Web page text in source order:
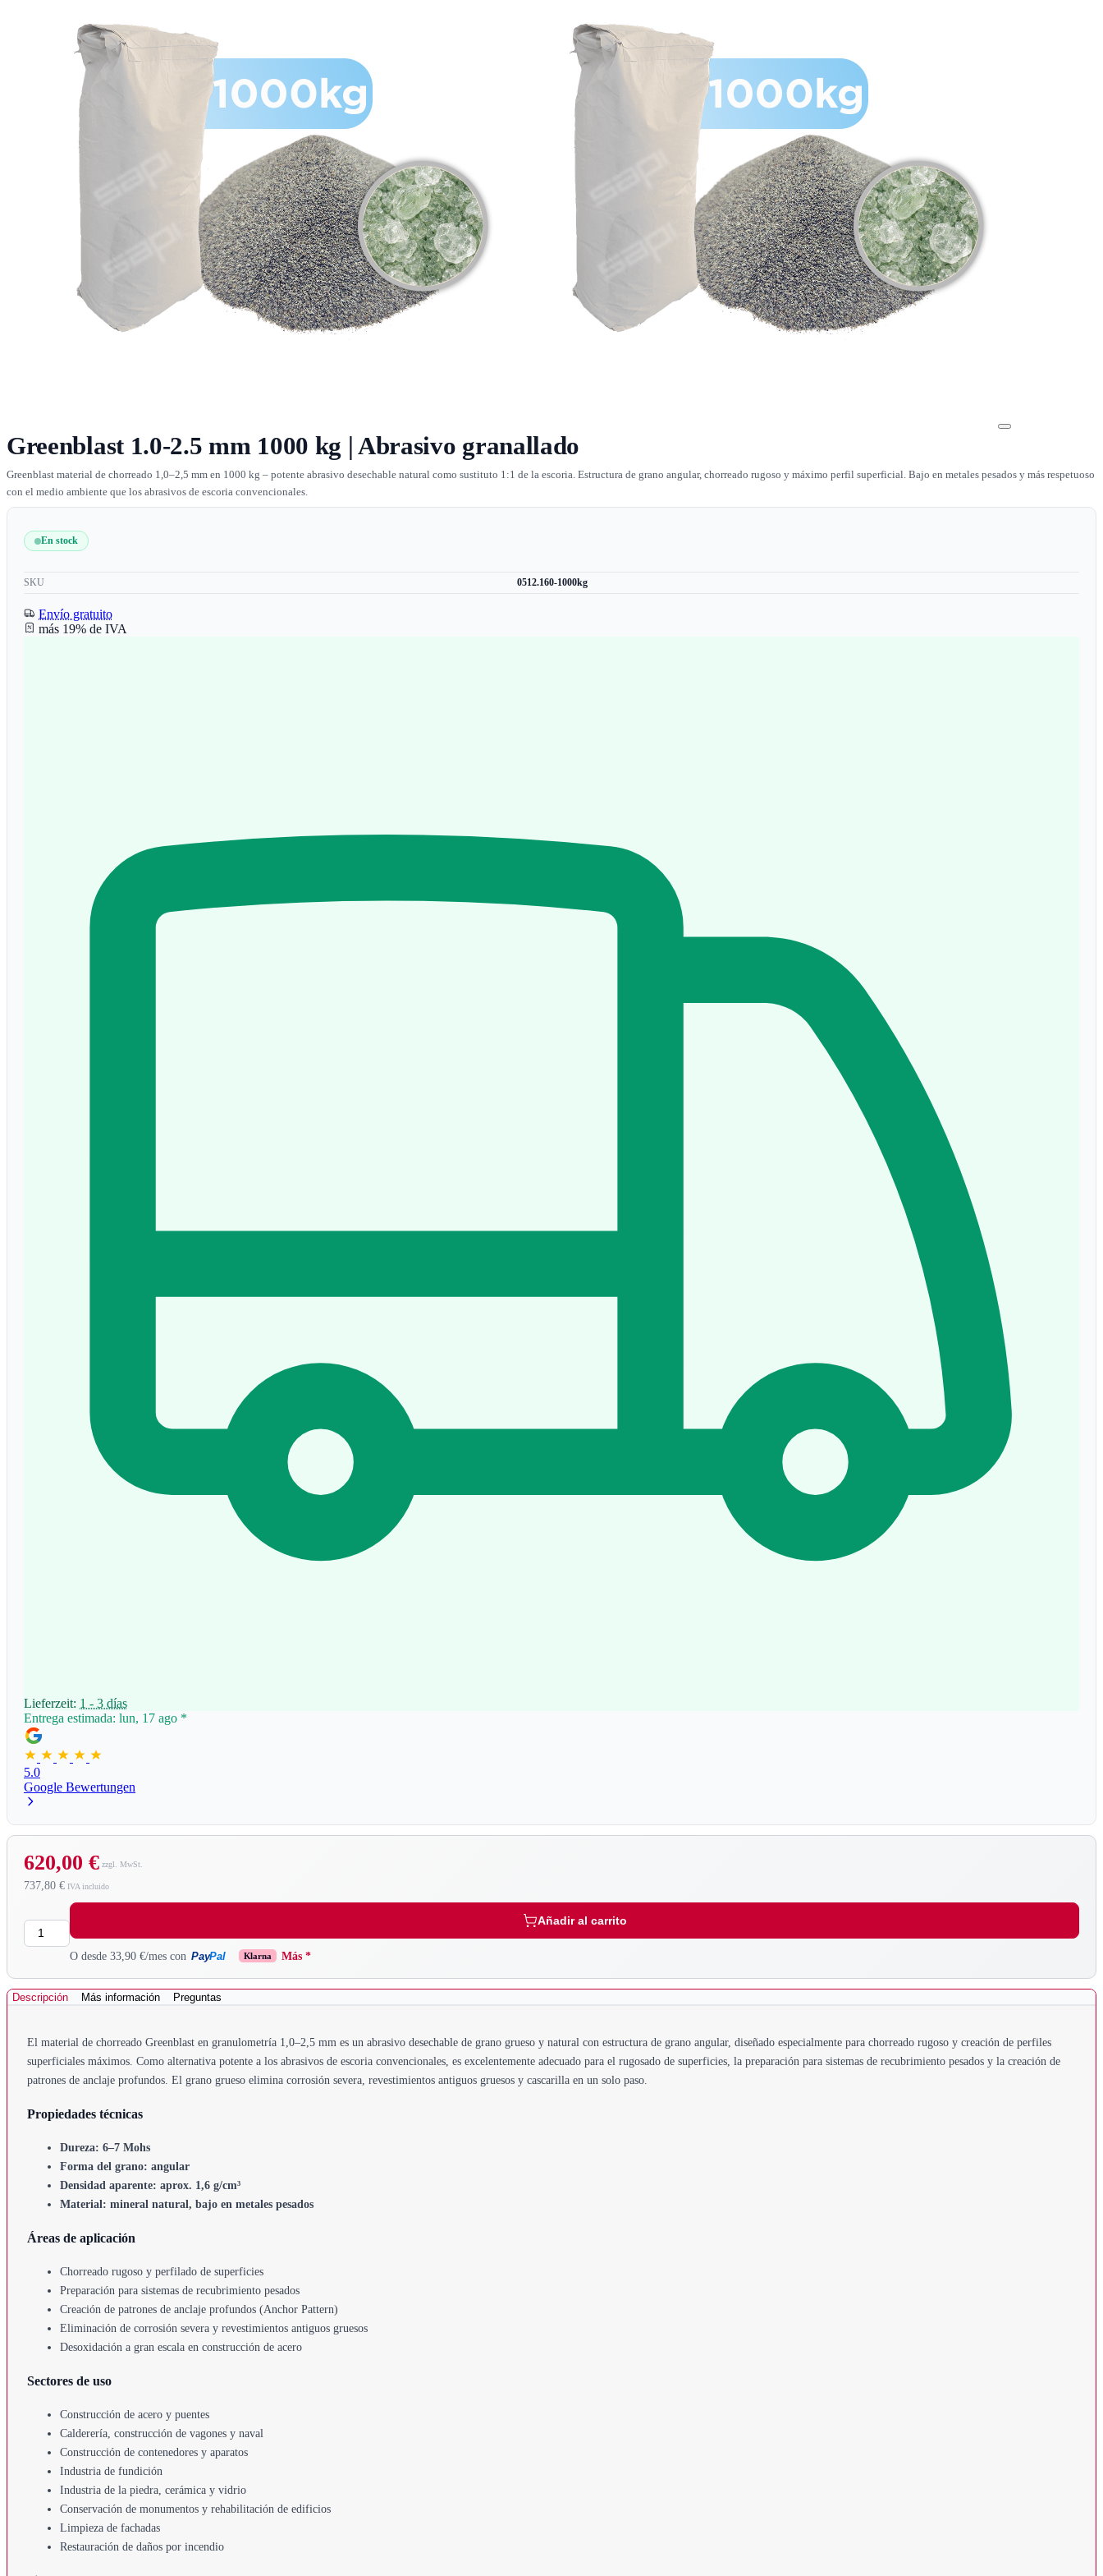
Greenblast 1.0-2.5 mm 1000 kg | Abrasivo granallado
Greenblast material de chorreado 1,0–2,5 mm en 1000 kg – potente abrasivo desechable natural como sustituto 1:1 de la escoria. Estructura de grano angular, chorreado rugoso y máximo perfil superficial. Bajo en metales pesados y más respetuoso
con el medio ambiente que los abrasivos de escoria convencionales.
En stock
SKU 0512.160-1000kg
Envío gratuito
más 19% de IVA
Lieferzeit: 1 - 3 días
Entrega estimada: lun, 17 ago *
5.0
Google Bewertungen
737,80 €
620,00 €
Cantidad Añadir al carrito
O desde 33,90 €/mes con PayPal Klarna Más *
Descripción Más información Preguntas
El material de chorreado Greenblast en granulometría 1,0–2,5 mm es un abrasivo desechable de grano grueso y natural con estructura de grano angular, diseñado especialmente para chorreado rugoso y creación de perfiles
superficiales máximos. Como alternativa potente a los abrasivos de escoria convencionales, es excelentemente adecuado para el rugosado de superficies, la preparación para sistemas de recubrimiento pesados y la creación de
patrones de anclaje profundos. El grano grueso elimina corrosión severa, revestimientos antiguos gruesos y cascarilla en un solo paso.
Propiedades técnicas
Dureza: 6–7 Mohs
Forma del grano: angular
Densidad aparente: aprox. 1,6 g/cm³
Material: mineral natural, bajo en metales pesados
Áreas de aplicación
Chorreado rugoso y perfilado de superficies
Preparación para sistemas de recubrimiento pesados
Creación de patrones de anclaje profundos (Anchor Pattern)
Eliminación de corrosión severa y revestimientos antiguos gruesos
Desoxidación a gran escala en construcción de acero
Sectores de uso
Construcción de acero y puentes
Calderería, construcción de vagones y naval
Construcción de contenedores y aparatos
Industria de fundición
Industria de la piedra, cerámica y vidrio
Conservación de monumentos y rehabilitación de edificios
Limpieza de fachadas
Restauración de daños por incendio